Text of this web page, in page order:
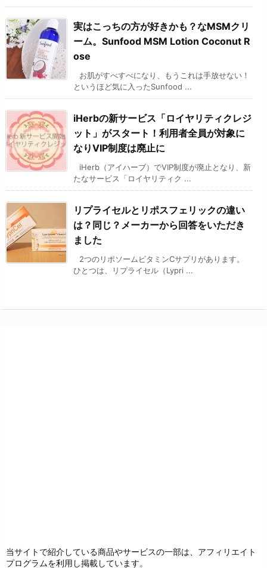
実はこっちの方が好きかも？なMSMクリ
ーム。Sunfood MSM Lotion Coconut R
ose
お肌がすべすべになり、もうこれは手放せない！
というほど気に入ったSunfood ...
iHerbの新サービス「ロイヤリティクレジ
ット」がスタート！利用者全員が対象に
なりVIP制度は廃止に
iHerb（アイハーブ）でVIP制度が廃止となり、新
たなサービス「ロイヤリティク ...
リプライセルとリポスフェリックの違い
は？同じ？メーカーから回答をいただき
ました
2つのリポソームビタミンCサプリがあります。
ひとつは、リプライセル（Lypri ...
当サイトで紹介している商品やサービスの一部は、アフィリエイト
プログラムを利用し掲載しています。